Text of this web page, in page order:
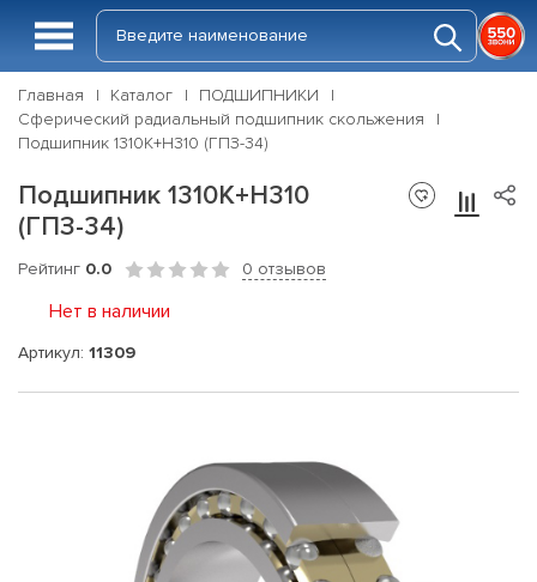
Главная Каталог
ПОДШИПНИКИ
Сферический радиальный подшипник скольжения
Подшипник 1310К+Н310 (ГПЗ-34)
Подшипник 1310К+Н310
(ГПЗ-34)
Рейтинг 0.0 0 отзывов
Нет в наличии
Артикул: 11309